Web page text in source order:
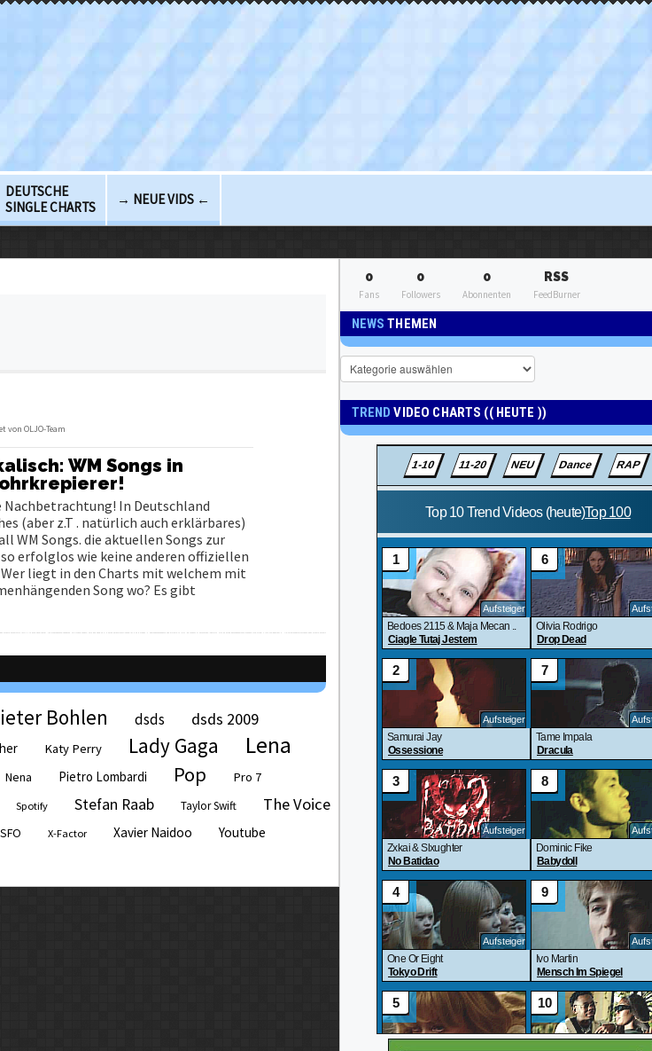
DEUTSCHE
SINGLE CHARTS
→ NEUE VIDS ←
von OLJO-Team
WM Songs in
Nachbetrachtung! In Deutschland
(aber z.T . natürlich auch erklärbares)
WM Songs. die aktuellen Songs zur
so erfolglos wie keine anderen offiziellen
Wer liegt in den Charts mit welchem mit
Song wo? Es gibt
Bohlen dsds dsds 2009
Katy Perry Lady Gaga Lena
Nena Pietro Lombardi Pop Pro 7
Spotify Stefan Raab Taylor Swift
The Voice
X-Factor Xavier Naidoo Youtube
0
Fans
0
Followers
0
Abonnenten
RSS
FeedBurner
NEWSTHEMEN
News
Themen
TRENDVIDEO CHARTS (( HEUTE ))